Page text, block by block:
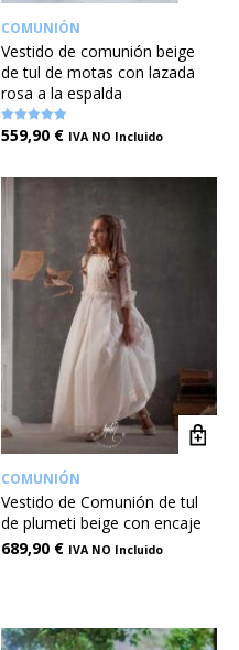
COMUNIÓN
Vestido de comunión beige
de tul de motas con lazada
rosa a la espalda
Valorado en
5.00
559,90 € IVA NO Incluido
COMUNIÓN
Vestido de Comunión de tul
de plumeti beige con encaje
689,90 € IVA NO Incluido